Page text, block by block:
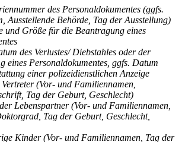
des Personaldokumentes (ggfs.
Ausstellende Behörde, Tag der Ausstellung)
und Größe für die Beantragung eines
des Verlustes/ Diebstahles oder der
eines Personaldokumentes, ggfs. Datum
einer polizeidienstlichen Anzeige
(Vor- und Familiennamen,
Tag der Geburt, Geschlecht)
Lebenspartner (Vor- und Familiennamen,
Tag der Geburt, Geschlecht,
Kinder (Vor- und Familiennamen, Tag der